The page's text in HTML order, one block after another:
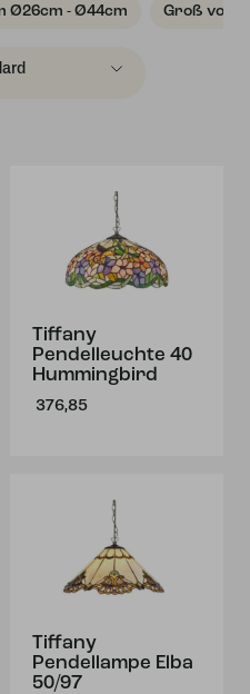
Ø26cm - Ø44cm Groß von
Tiffany
Pendelleuchte 40
Hummingbird
376,85
Tiffany
Pendellampe Elba
50/97